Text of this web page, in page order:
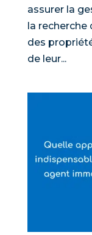
assurer la
la
des
de leur...